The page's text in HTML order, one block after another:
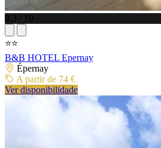
8.3 / 10
⭐⭐
B&B HOTEL Epernay
Épernay
A partir de 74 €
Ver disponibilidade